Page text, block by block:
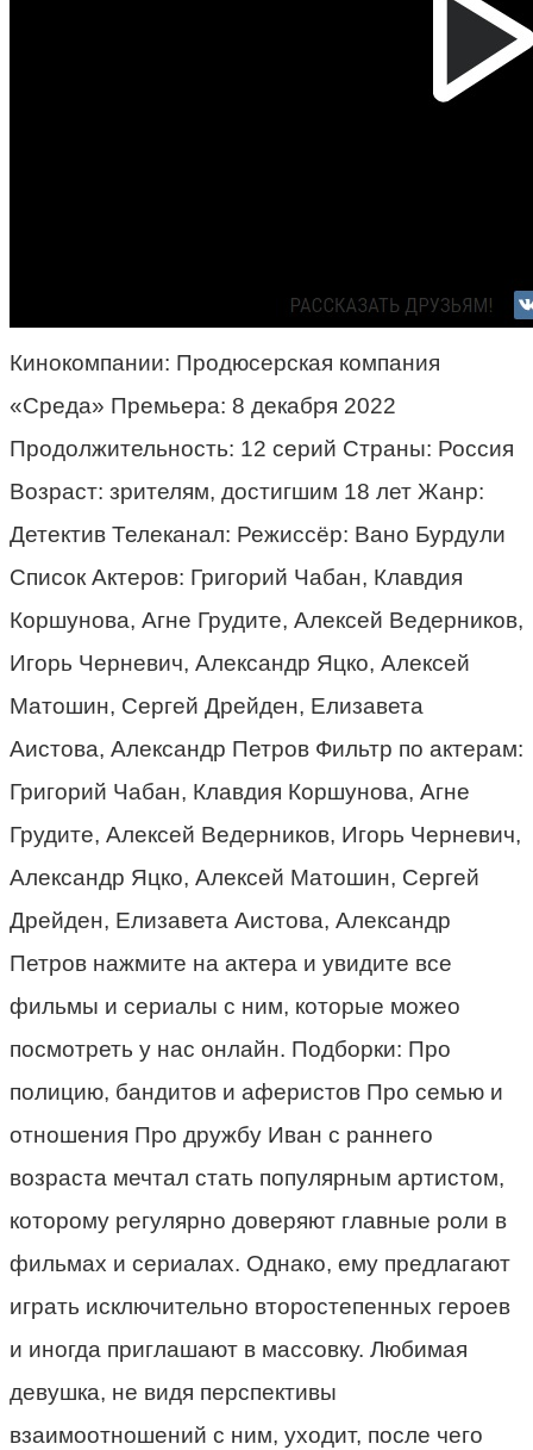
Кинокомпании: Продюсерская компания
«Среда» Премьера: 8 декабря 2022
Продолжительность: 12 серий Страны: Россия
Возраст: зрителям, достигшим 18 лет Жанр:
Детектив Телеканал: Режиссёр: Вано Бурдули
Список Актеров: Григорий Чабан, Клавдия
Коршунова, Агне Грудите, Алексей Ведерников,
Игорь Черневич, Александр Яцко, Алексей
Матошин, Сергей Дрейден, Елизавета
Аистова, Александр Петров Фильтр по актерам:
Григорий Чабан, Клавдия Коршунова, Агне
Грудите, Алексей Ведерников, Игорь Черневич,
Александр Яцко, Алексей Матошин, Сергей
Дрейден, Елизавета Аистова, Александр
Петров нажмите на актера и увидите все
фильмы и сериалы с ним, которые можео
посмотреть у нас онлайн. Подборки: Про
полицию, бандитов и аферистов Про семью и
отношения Про дружбу Иван с раннего
возраста мечтал стать популярным артистом,
которому регулярно доверяют главные роли в
фильмах и сериалах. Однако, ему предлагают
играть исключительно второстепенных героев
и иногда приглашают в массовку. Любимая
девушка, не видя перспективы
взаимоотношений с ним, уходит, после чего